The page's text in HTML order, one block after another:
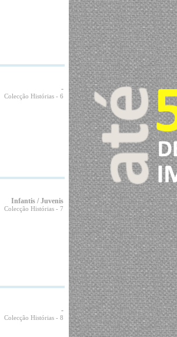
-
Colecção Histórias- 6
Infantis / Juvenis
Colecção Histórias- 7
-
Colecção Histórias- 8